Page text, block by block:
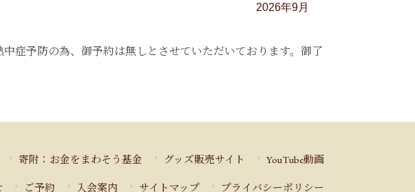
2026年9月
症予防の為、御予約は無しとさせていただいております。御了
寄附：お金をまわそう基金 グッズ販売サイト YouTube動画
ご予約 入会案内 サイトマップ プライバシーポリシー